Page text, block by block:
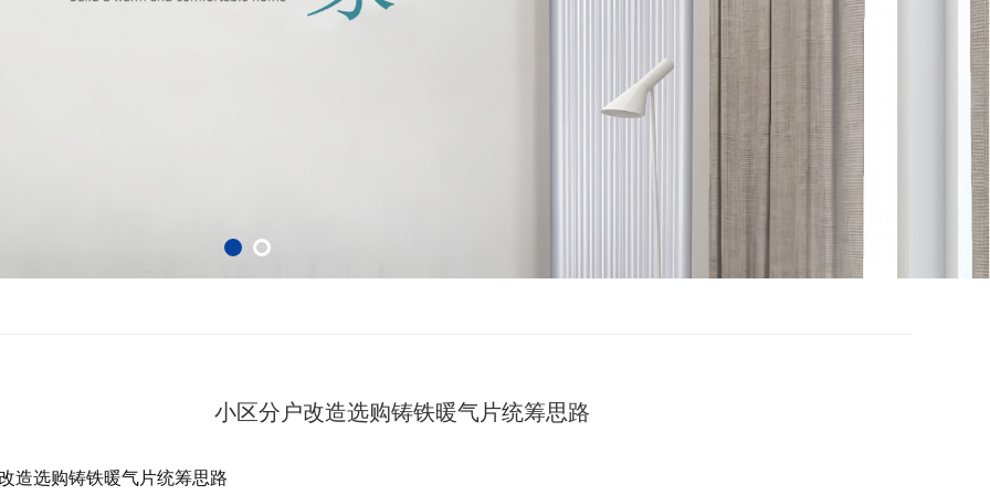
小区分户改造选购铸铁暖气片统筹思路
造选购铸铁暖气片统筹思路